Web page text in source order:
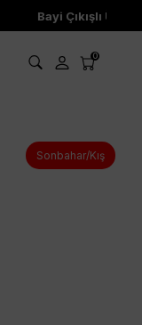
Bayi Çıkışlı Ürünler
0
Sonbahar/Kış